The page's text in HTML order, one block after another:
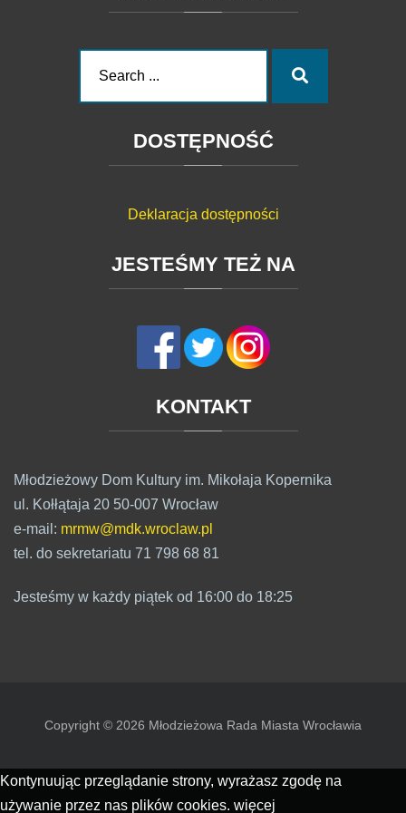
Search
DOSTĘPNOŚĆ
Deklaracja dostępności
JESTEŚMY TEŻ NA
KONTAKT
Młodzieżowy Dom Kultury im. Mikołaja Kopernika
ul. Kołłątaja 20 50-007 Wrocław
e-mail: mrmw@mdk.wroclaw.pl
tel. do sekretariatu 71 798 68 81
Jesteśmy w każdy piątek od 16:00 do 18:25
Copyright © 2026 Młodzieżowa Rada Miasta Wrocławia
Kontynuując przeglądanie strony, wyrażasz zgodę na
używanie przez nas plików cookies. więcej